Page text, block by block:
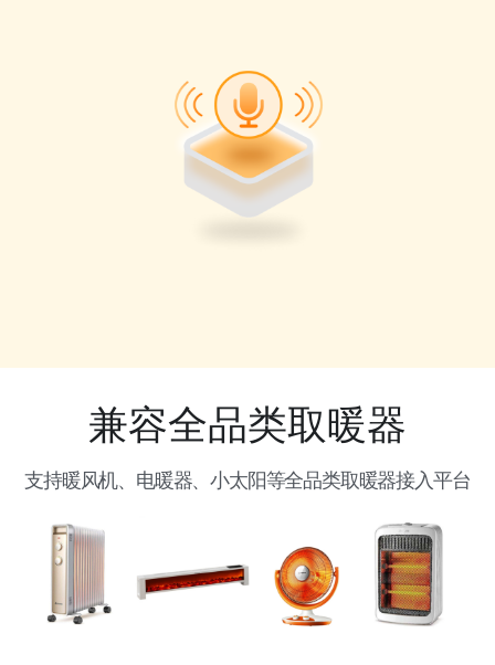
兼容全品类取暖器
支持暖风机、电暖器、小太阳等全品类取暖器接入平台